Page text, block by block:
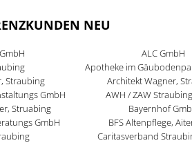
NEU
ALC GmbH
Apotheke im
Straubing
Architekt Wagner,
GmbH
AWH / ZAW
Struabing
Bayernhof
GmbH
BFS Altenpflege,
Caritasverband